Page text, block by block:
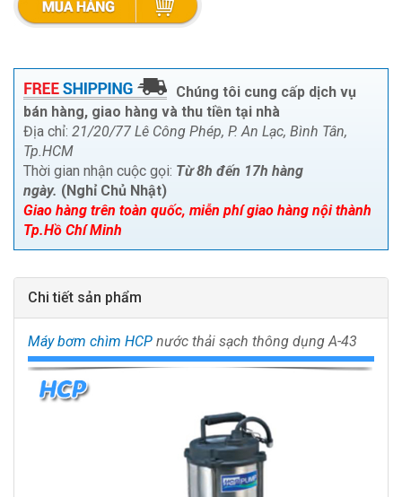
Chúng tôi cung cấp dịch vụ
bán hàng, giao hàng và thu tiền tại nhà
Địa chỉ: 21/20/77 Lê Công Phép, P. An Lạc, Bình Tân,
Tp.HCM
Thời gian nhận cuộc gọi: Từ 8h đến 17h hàng
ngày. (Nghỉ Chủ Nhật)
Giao hàng trên toàn quốc, miễn phí giao hàng nội thành
Tp.Hồ Chí Minh
Chi tiết sản phẩm
Máy bơm chìm HCP nước thải sạch thông dụng A-43